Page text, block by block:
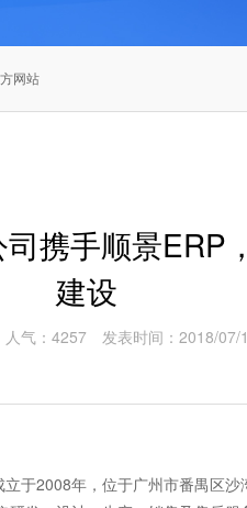
网站
携手顺景ERP
建设
人气：4257 发表时间：2018/07/
2008年，位于广州市番禺区沙